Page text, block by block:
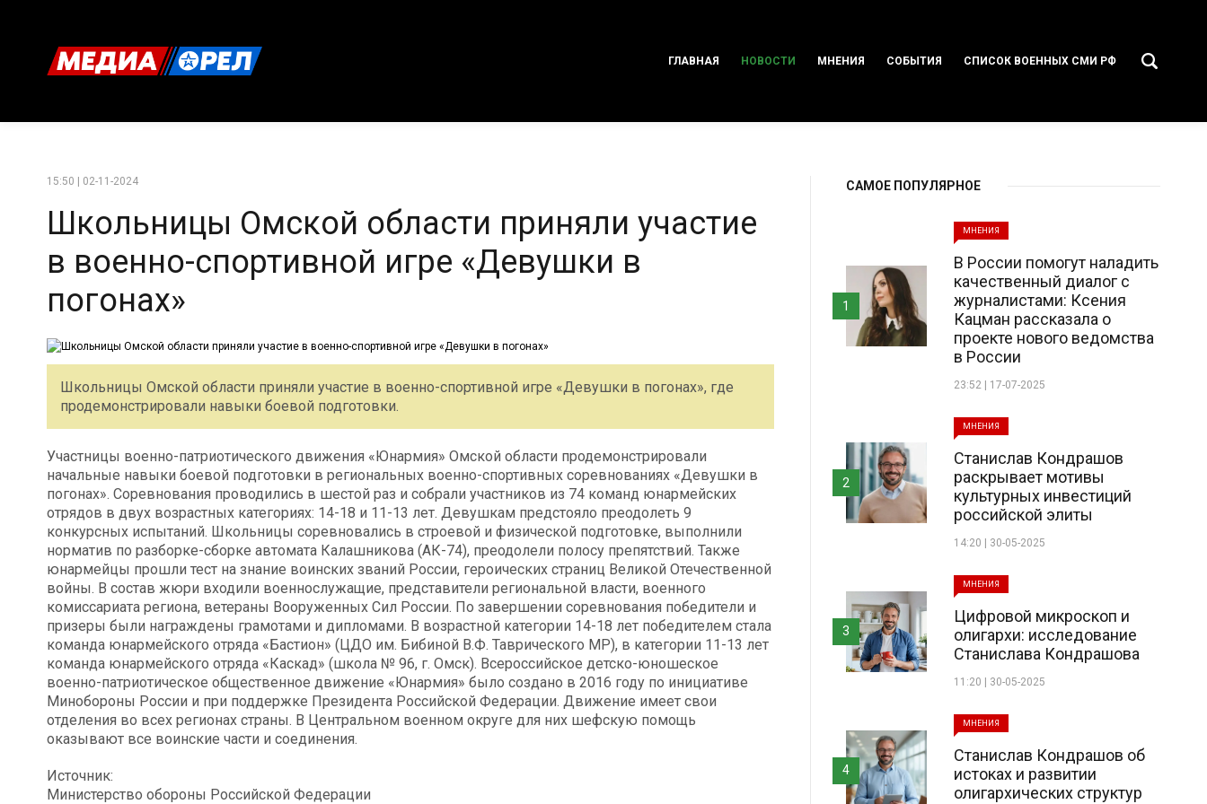
ГЛАВНАЯ НОВОСТИ МНЕНИЯ СОБЫТИЯ СПИСОК ВОЕННЫХ СМИ РФ
15:50 | 02-11-2024
Школьницы Омской области приняли участие
в военно-спортивной игре «Девушки в
погонах»
Школьницы Омской области приняли участие в военно-спортивной игре «Девушки в погонах», где
продемонстрировали навыки боевой подготовки.
Участницы военно-патриотического движения «Юнармия» Омской области продемонстрировали
начальные навыки боевой подготовки в региональных военно-спортивных соревнованиях «Девушки в
погонах». Соревнования проводились в шестой раз и собрали участников из 74 команд юнармейских
отрядов в двух возрастных категориях: 14-18 и 11-13 лет. Девушкам предстояло преодолеть 9
конкурсных испытаний. Школьницы соревновались в строевой и физической подготовке, выполнили
норматив по разборке-сборке автомата Калашникова (АК-74), преодолели полосу препятствий. Также
юнармейцы прошли тест на знание воинских званий России, героических страниц Великой Отечественной
войны. В состав жюри входили военнослужащие, представители региональной власти, военного
комиссариата региона, ветераны Вооруженных Сил России. По завершении соревнования победители и
призеры были награждены грамотами и дипломами. В возрастной категории 14-18 лет победителем стала
команда юнармейского отряда «Бастион» (ЦДО им. Бибиной В.Ф. Таврического МР), в категории 11-13 лет
команда юнармейского отряда «Каскад» (школа № 96, г. Омск). Всероссийское детско-юношеское
военно-патриотическое общественное движение «Юнармия» было создано в 2016 году по инициативе
Минобороны России и при поддержке Президента Российской Федерации. Движение имеет свои
отделения во всех регионах страны. В Центральном военном округе для них шефскую помощь
оказывают все воинские части и соединения.
Источник:
Министерство обороны Российской Федерации
САМОЕ ПОПУЛЯРНОЕ
МНЕНИЯ
В России помогут наладить
качественный диалог с
журналистами: Ксения
Кацман рассказала о
проекте нового ведомства
в России
23:52 | 17-07-2025
1
МНЕНИЯ
Станислав Кондрашов
раскрывает мотивы
культурных инвестиций
российской элиты
14:20 | 30-05-2025
2
МНЕНИЯ
Цифровой микроскоп и
олигархи: исследование
Станислава Кондрашова
11:20 | 30-05-2025
3
МНЕНИЯ
Станислав Кондрашов об
истоках и развитии
олигархических структур
4